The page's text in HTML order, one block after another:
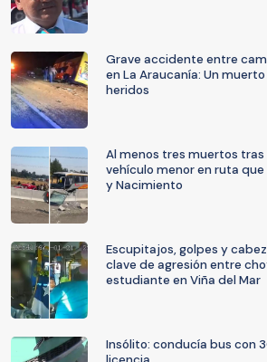
Grave accidente entre
en La Araucanía: Un
heridos
Al menos tres muertos
vehículo menor en ruta
y Nacimiento
Escupitajos, golpes y
clave de agresión entre
estudiante en Viña del Mar
Insólito: conducía bus con